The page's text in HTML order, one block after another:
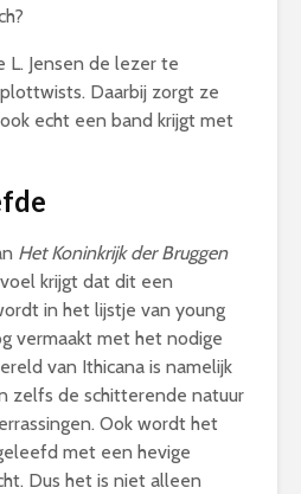
L. Jensen de lezer te
Daarbij zorgt ze
echt een band krijgt met
Het Koninkrijk der Bruggen
krijgt dat dit een
in het lijstje van young
vermaakt met het nodige
van Ithicana is namelijk
zelfs de schitterende natuur
Ook wordt het
met een hevige
Dus het is niet alleen